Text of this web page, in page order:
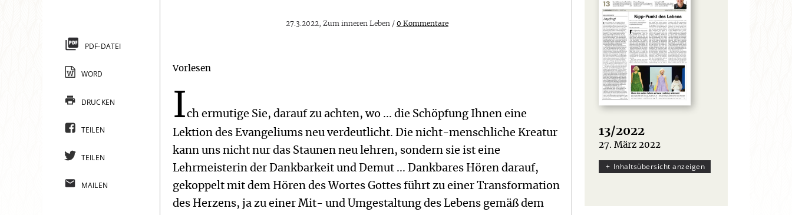
27.3.2022, Zum inneren Leben / 0 Kommentare
Vorlesen
Ich ermutige Sie, darauf zu achten, wo ... die Schöpfung Ihnen eine
Lektion des Evangeliums neu verdeutlicht. Die nicht-menschliche Kreatur
kann uns nicht nur das Staunen neu lehren, sondern sie ist eine
Lehrmeisterin der Dankbarkeit und Demut ... Dankbares Hören darauf,
gekoppelt mit dem Hören des Wortes Gottes führt zu einer Transformation
des Herzens, ja zu einer Mit- und Umgestaltung des Lebens gemäß dem
PDF-DATEI
WORD
DRUCKEN
TEILEN
TEILEN
MAILEN
13/2022
:
27. März 2022
Inhaltsübersicht anzeigen